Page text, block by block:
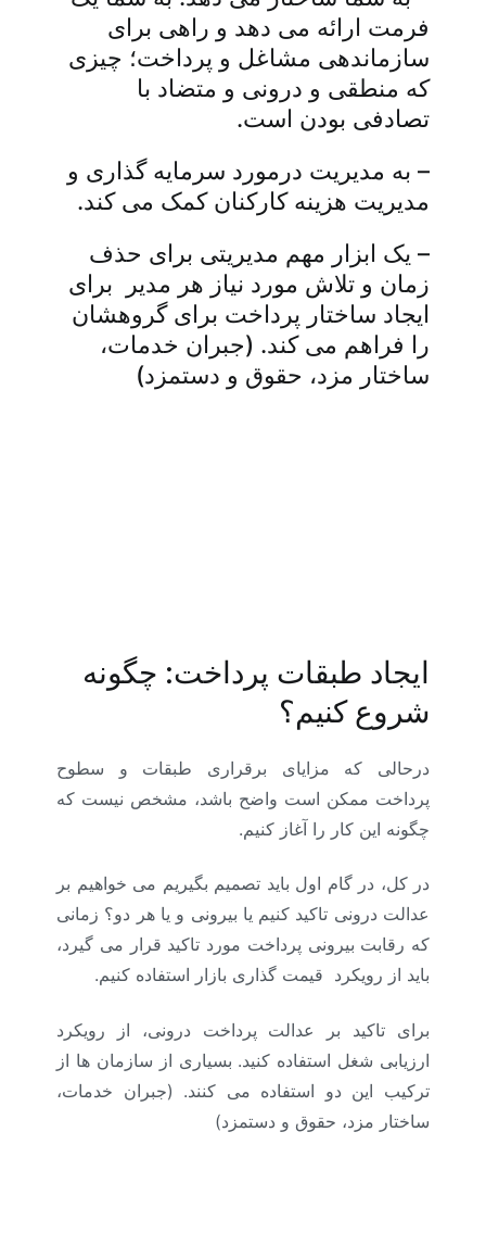
فرمت ارائه می دهد و راهی برای
سازماندهی مشاغل و پرداخت؛ چیزی
که منطقی و درونی و متضاد با
تصادفی بودن است.
– به مدیریت درمورد سرمایه گذاری و
مدیریت هزینه کارکنان کمک می کند.
– یک ابزار مهم مدیریتی برای حذف
زمان و تلاش مورد نیاز هر مدیر برای
ایجاد ساختار پرداخت برای گروهشان
را فراهم می کند. (جبران خدمات،
ساختار مزد، حقوق و دستمزد)
ایجاد طبقات پرداخت: چگونه
شروع کنیم؟
درحالی که مزایای برقراری طبقات و سطوح
پرداخت ممکن است واضح باشد، مشخص نیست که
چگونه این کار را آغاز کنیم.
در کل، در گام اول باید تصمیم بگیریم می خواهیم بر
عدالت درونی تاکید کنیم یا بیرونی و یا هر دو؟ زمانی
که رقابت بیرونی پرداخت مورد تاکید قرار می گیرد،
باید از رویکرد قیمت گذاری بازار استفاده کنیم.
برای تاکید بر عدالت پرداخت درونی، از رویکرد
ارزیابی شغل استفاده کنید. بسیاری از سازمان ها از
ترکیب این دو استفاده می کنند. (جبران خدمات،
ساختار مزد، حقوق و دستمزد)